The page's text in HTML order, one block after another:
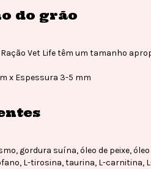
do grão
Vet Life têm um tamanho
x Espessura 3-5 mm
gordura suína, óleo de peixe,
L-tirosina, taurina, L-carnitina,